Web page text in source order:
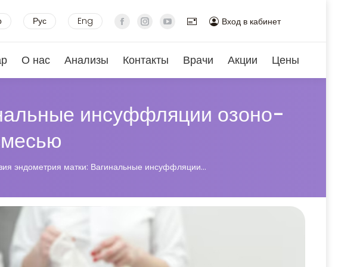
Рус Eng Вход в кабинет
О нас Анализы Контакты Врачи Акции Цены
инсуффляции озоно-
эндометрия матки: Вагинальные инсуффляции…